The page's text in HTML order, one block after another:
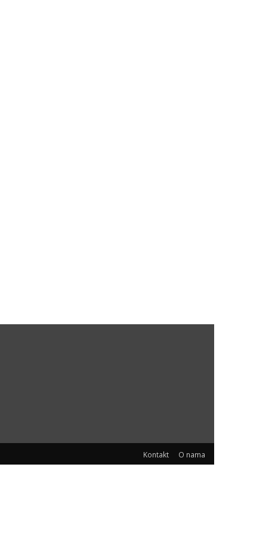
Kontakt O nama